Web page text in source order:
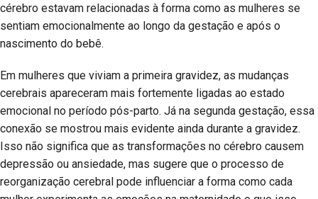
cérebro estavam relacionadas à forma como as mulheres se
sentiam emocionalmente ao longo da gestação e após o
nascimento do bebê.
Em mulheres que viviam a primeira gravidez, as mudanças
cerebrais apareceram mais fortemente ligadas ao estado
emocional no período pós-parto. Já na segunda gestação, essa
conexão se mostrou mais evidente ainda durante a gravidez.
Isso não significa que as transformações no cérebro causem
depressão ou ansiedade, mas sugere que o processo de
reorganização cerebral pode influenciar a forma como cada